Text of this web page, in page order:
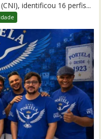
identificou 16 perfis...